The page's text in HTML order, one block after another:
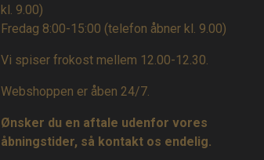
kl. 9.00)
Fredag 8:00-15:00 (telefon åbner kl. 9.00)
Vi spiser frokost mellem 12.00-12.30.
Webshoppen er åben 24/7.
Ønsker du en aftale udenfor vores
åbningstider, så kontakt os endelig.